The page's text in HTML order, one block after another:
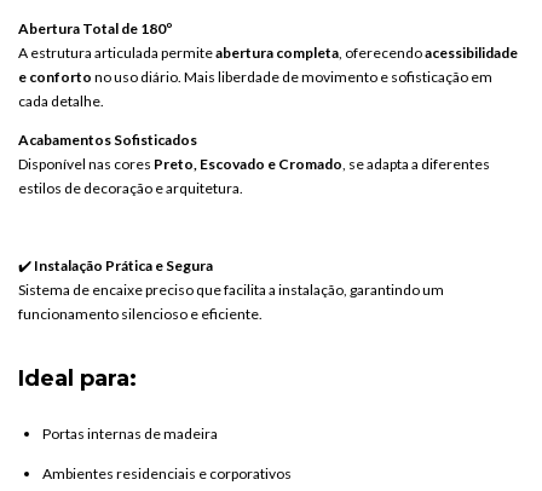
Abertura Total de 180º
A estrutura articulada permiteabertura completa, oferecendoacessibilidade
e conforto nouso diário. Mais liberdade demovimento e sofisticação em
cada detalhe.
Acabamentos Sofisticados
Disponível nas cores Preto, Escovado e Cromado, seadapta a diferentes
estilos de decoração earquitetura.
✔️ Instalação Prática e Segura
Sistema de encaixepreciso quefacilita a instalação, garantindoum
funcionamento silencioso e eficiente.
Ideal para:
Portas internas demadeira
Ambientes residenciais e corporativos